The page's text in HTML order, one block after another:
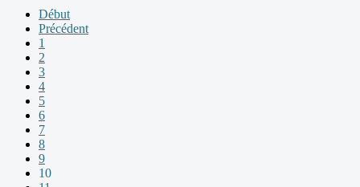
Début
Précédent
1
2
3
4
5
6
7
8
9
10